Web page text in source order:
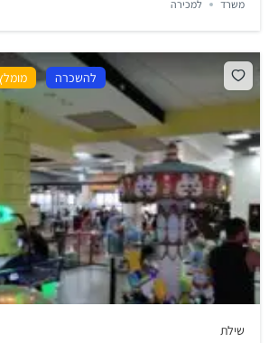
משרד למכירה
להשכרה מומלץ
שילת